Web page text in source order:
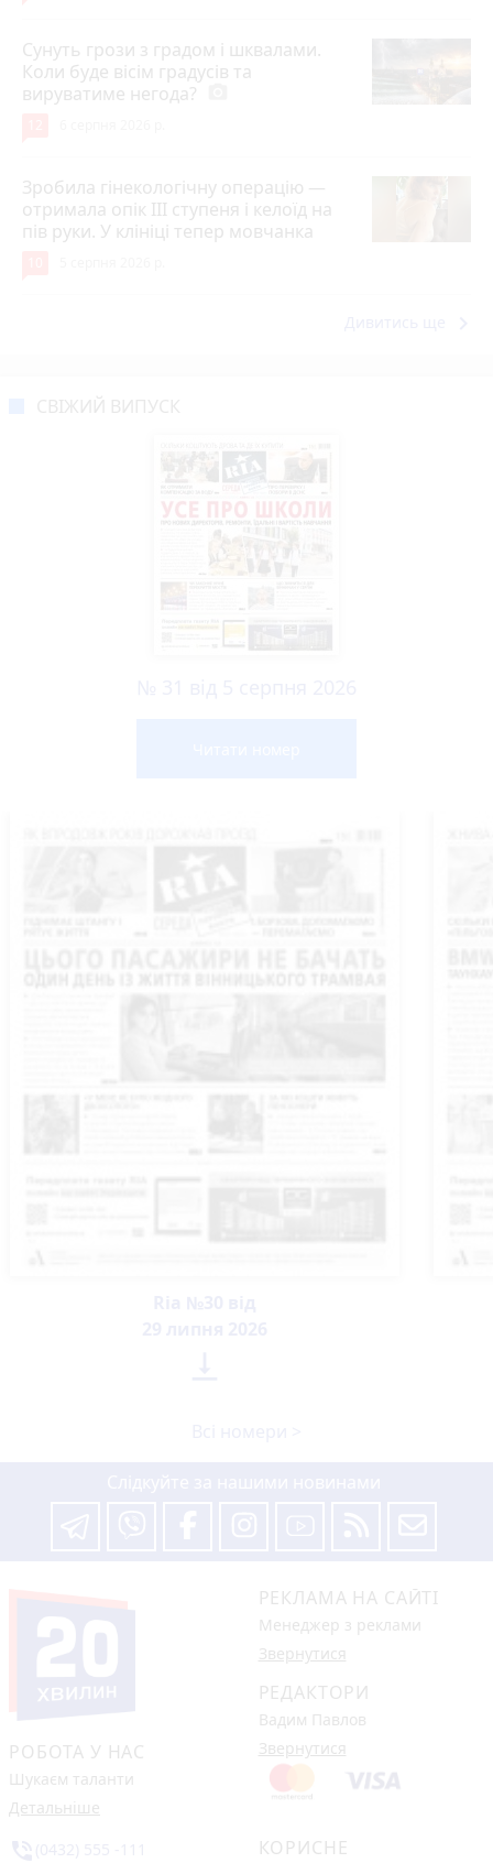
Сунуть грози з градом і шквалами.
Коли буде вісім градусів та
вируватиме негода?
Зробила гінекологічну операцію —
отримала опік ІІІ ступеня і келоїд на
пів руки. У клініці тепер мовчанка
РОБОТА У НАС
Шукаєм таланти
Детальніше
РЕКЛАМА НА САЙТІ
Менеджер з реклами
Звернутися
РЕДАКТОРИ
Вадим Павлов
Звернутися
КОРИСНЕ